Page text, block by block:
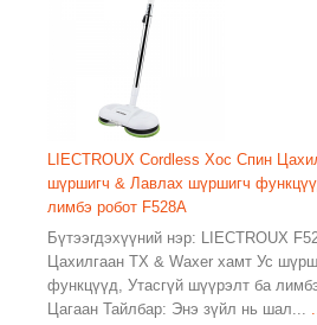
LIECTROUX Cordless Хос Спин
шүршигч & Лавлах шүршигч
лимбэ робот F528A
Бүтээгдэхүүний нэр: LIECTROUX
Цахилгаан ТХ & Waxer хамт Ус
функцүүд, Утасгүй шүүрэлт ба
Цагаан Тайлбар: Энэ зүйл нь шал...